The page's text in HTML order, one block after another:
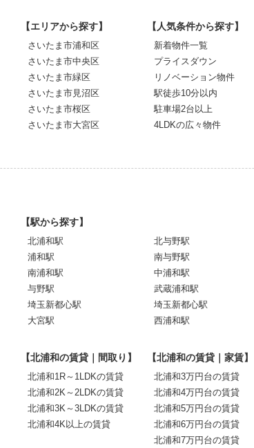
【エリアから探す】
さいたま市浦和区
さいたま市中央区
さいたま市緑区
さいたま市見沼区
さいたま市桜区
さいたま市大宮区
【人気条件から探す】
新着物件一覧
プライスダウン
リノベーション物件
駅徒歩10分以内
駐車場2台以上
4LDKの広々物件
【駅から探す】
北浦和駅
浦和駅
南浦和駅
与野駅
埼玉新都心駅
大宮駅
北与野駅
南与野駅
中浦和駅
武蔵浦和駅
埼玉新都心駅
西浦和駅
【北浦和の賃貸｜間取り】
北浦和1R～1LDKの賃貸
北浦和2K～2LDKの賃貸
北浦和3K～3LDKの賃貸
北浦和4K以上の賃貸
【北浦和の賃貸｜家賃】
北浦和3万円台の賃貸
北浦和4万円台の賃貸
北浦和5万円台の賃貸
北浦和6万円台の賃貸
北浦和7万円台の賃貸